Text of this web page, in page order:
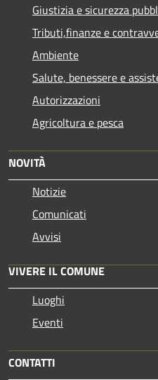
Giustizia e sicurezza
Tributi,finanze e
Ambiente
Salute, benessere e
Autorizzazioni
Agricoltura e pesca
NOVITÀ
Notizie
Comunicati
Avvisi
VIVERE IL COMUNE
Luoghi
Eventi
CONTATTI